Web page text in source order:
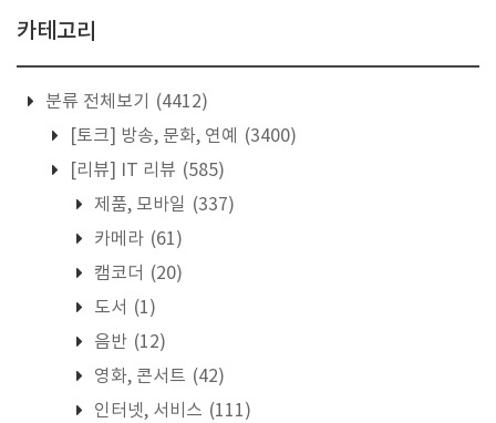
카테고리
분류 전체보기
(4412)
[토크] 방송, 문화, 연예
(3400)
[리뷰] IT 리뷰 (585)
제품, 모바일 (337)
카메라 (61)
캠코더 (20)
도서 (1)
음반 (12)
영화, 콘서트 (42)
인터넷, 서비스 (111)